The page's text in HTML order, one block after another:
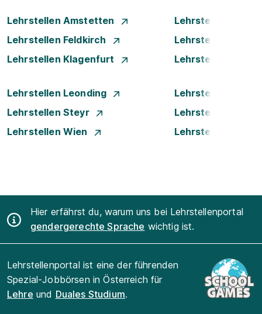
Lehrstellen Amstetten
Lehrstellen
Lehrstellen Feldkirch
Lehrstellen Graz
Lehrstellen Klagenfurt
Lehrstellen
Lehrstellen Leonding
Lehrstellen
Lehrstellen Steyr
Lehrstellen Traun
Lehrstellen Wien
Lehrstellen
Hier erfährst du, warum uns bei Lehrstellenportal
gendergerechte Sprache wichtig ist.
Lehrstellenportal ist eine der führenden
Spezial-Jobbörsen in Österreich für
Lehre und Duales Studium.